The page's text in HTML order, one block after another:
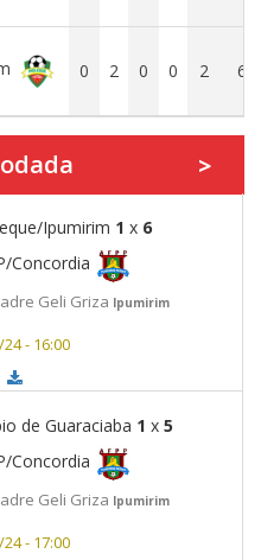
0 2 0 0 2 6
>
Ipumirim 1 x 6
Concordia
Geli Griza Ipumirim
- 16:00
de Guaraciaba 1 x 5
Concordia
Geli Griza Ipumirim
- 17:00